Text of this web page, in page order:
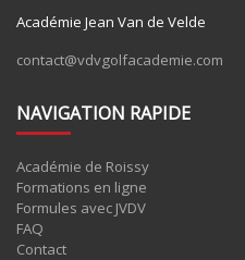
Académie Jean Van de Velde
contact@vdvgolfacademie.com
NAVIGATION RAPIDE
Académie de Roissy
Formations en ligne
Formules avec JVDV
FAQ
Contact